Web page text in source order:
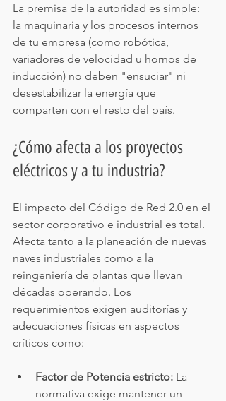
La premisa de la autoridad es simple:
la maquinaria y los procesos internos
de tu empresa (como robótica,
variadores de velocidad u hornos de
inducción) no deben "ensuciar" ni
desestabilizar la energía que
comparten con el resto del país.
¿Cómo afecta a los proyectos
eléctricos y a tu industria?
El impacto del Código de Red 2.0 en el
sector corporativo e industrial es total.
Afecta tanto a la planeación de nuevas
naves industriales como a la
reingeniería de plantas que llevan
décadas operando. Los
requerimientos exigen auditorías y
adecuaciones físicas en aspectos
críticos como:
Factor de Potencia estricto: La
normativa exige mantener un